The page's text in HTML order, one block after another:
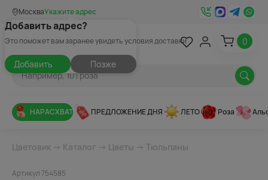
МоскваУкажите адрес
Добавить адрес?
Это поможет вам заранее увидеть условия доставки
Добавить Позже
0
НАРАСХВАТ ПРЕДЛОЖЕНИЕ ДНЯ ЛЕТО Роза
Цветовик → Каталог → Цветы → Тюльпаны
Артикул 754585